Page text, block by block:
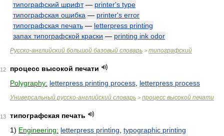
типографский шрифт— printer's type
типографская ошибка — printer's error
типографская печать — letterpress printing
запах типографской краски — printing ink odor
Русско-английский большой базовый словарь > типографский
12
процесс высокой печати
Polygraphy: letterpress printing process letterpress process
Универсальный русско-английский словарь > процесс высокой печати
13
типографская печать
1) Engineering: letterpress printing typographic printing